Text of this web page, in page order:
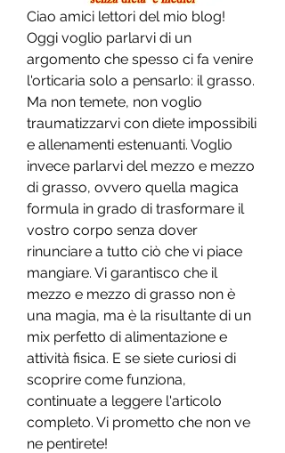
Ciao amici lettori del mio blog!
Oggi voglio parlarvi di un
argomento che spesso ci fa venire
l'orticaria solo a pensarlo: il grasso.
Ma non temete, non voglio
traumatizzarvi con diete impossibili
e allenamenti estenuanti. Voglio
invece parlarvi del mezzo e mezzo
di grasso, ovvero quella magica
formula in grado di trasformare il
vostro corpo senza dover
rinunciare a tutto ciò che vi piace
mangiare. Vi garantisco che il
mezzo e mezzo di grasso non è
una magia, ma è la risultante di un
mix perfetto di alimentazione e
attività fisica. E se siete curiosi di
scoprire come funziona,
continuate a leggere l'articolo
completo. Vi prometto che non ve
ne pentirete!